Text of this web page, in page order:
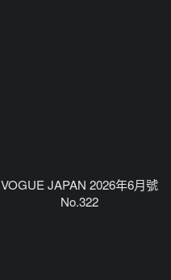
VOGUE JAPAN 2026年6月號
No.322